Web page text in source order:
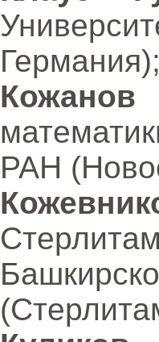
РАН